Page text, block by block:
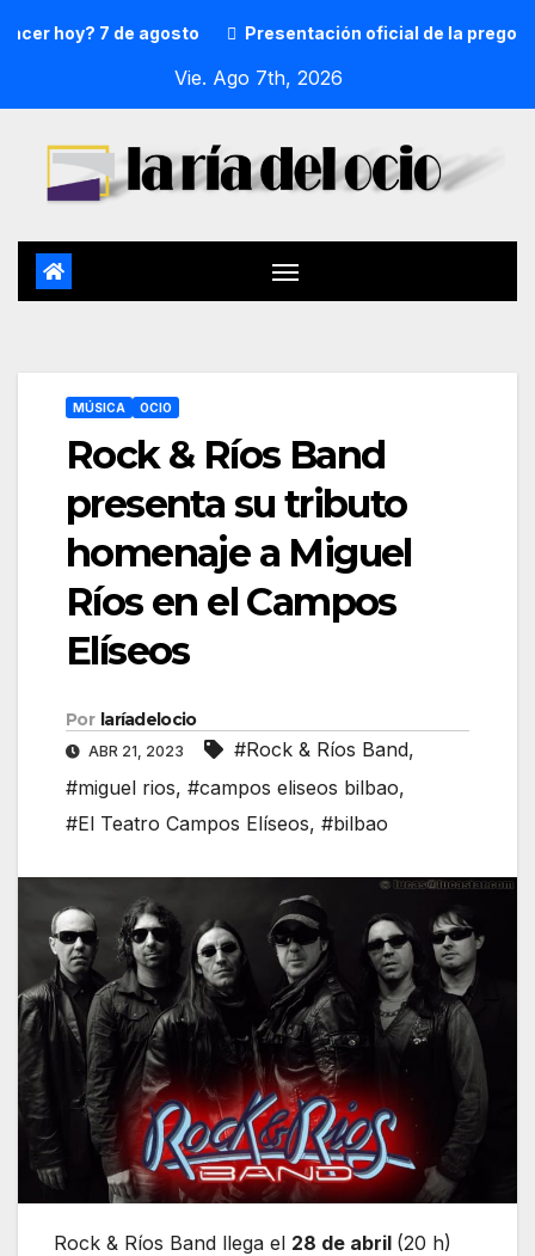
hoy? 7 de agosto Presentación oficial de la pregonera
Vie. Ago 7th, 2026
MÚSICA OCIO
Rock & Ríos Band
presenta su tributo
homenaje a Miguel
Ríos en el Campos
Elíseos
Por laríadelocio
ABR 21, 2023 #Rock & Ríos Band,
#miguel rios, #campos eliseos bilbao,
#El Teatro Campos Elíseos, #bilbao
Rock & Ríos Band llega el 28 de abril (20 h)